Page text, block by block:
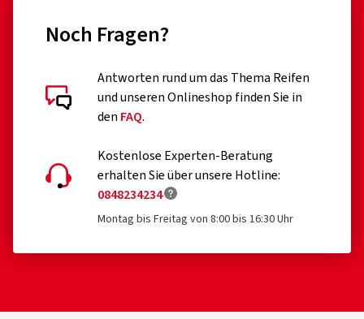
professionelle Off-Road-Reifen
Rennreifen
Reifen mit Zusatzvorrichtungen zur Verbesserung der
Notreifen des Typs T
Reifen mit einer zulässigen Geschwindigkeit unter 80
Reifen für Felgen mit einem Nenndurchmesser ≤ 254
Kundenbewertungen im Detail
01.11.2025
Noch Fragen?
Antworten rund um das Thema Reifen
und unseren Onlineshop finden Sie in
den FAQ.
Kostenlose Experten-Beratung
erhalten Sie über unsere Hotline:
0848234234
Montag bis Freitag von 8:00 bis 16:30 Uhr